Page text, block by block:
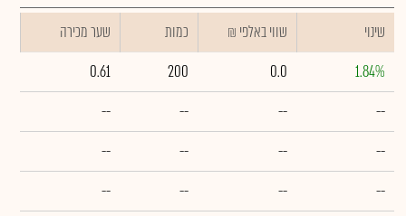
שינוי ₪ שווי באלפי כמות
שער מכירה
1.84%
0.0
200
0.61
--
--
--
--
--
--
--
--
--
--
--
--